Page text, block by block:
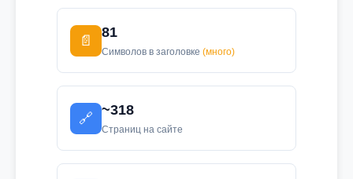
📄
81
Символов в заголовке (много)
🔗
~318
Страниц на сайте